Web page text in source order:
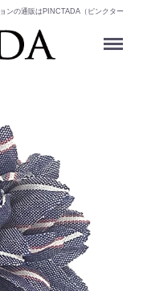
ンの通販はPINCTADA（ピンクター
Menu